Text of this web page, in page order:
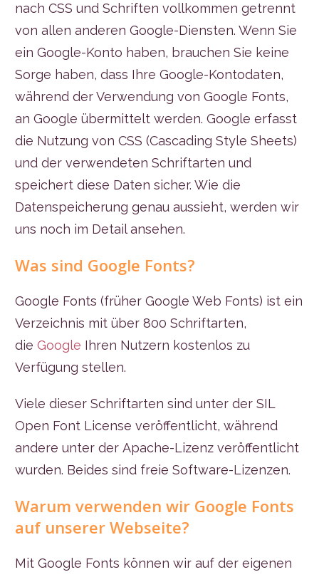
nach CSS und Schriften vollkommen getrennt
von allen anderen Google-Diensten. Wenn Sie
ein Google-Konto haben, brauchen Sie keine
Sorge haben, dass Ihre Google-Kontodaten,
während der Verwendung von Google Fonts,
an Google übermittelt werden. Google erfasst
die Nutzung von CSS (Cascading Style Sheets)
und der verwendeten Schriftarten und
speichert diese Daten sicher. Wie die
Datenspeicherung genau aussieht, werden wir
uns noch im Detail ansehen.
Was sind Google Fonts?
Google Fonts (früher Google Web Fonts) ist ein
Verzeichnis mit über 800 Schriftarten,
die Google Ihren Nutzern kostenlos zu
Verfügung stellen.
Viele dieser Schriftarten sind unter der SIL
Open Font License veröffentlicht, während
andere unter der Apache-Lizenz veröffentlicht
wurden. Beides sind freie Software-Lizenzen.
Warum verwenden wir Google Fonts
auf unserer Webseite?
Mit Google Fonts können wir auf der eigenen